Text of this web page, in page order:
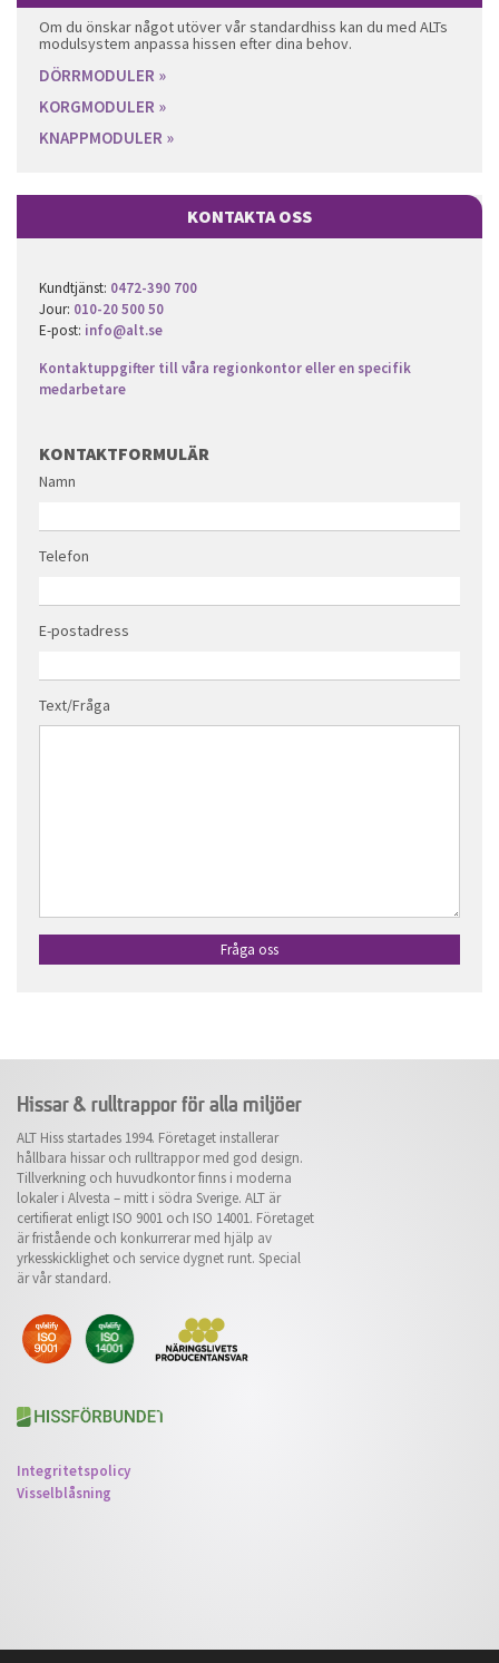
Om du önskar något utöver vår standardhiss kan du med ALTs
modulsystem anpassa hissen efter dina behov.
DÖRRMODULER »
KORGMODULER »
KNAPPMODULER »
KONTAKTA OSS
Kundtjänst: 0472-390 700
Jour: 010-20 500 50
E-post: info@alt.se
Kontaktuppgifter till våra regionkontor eller en specifik
medarbetare
KONTAKTFORMULÄR
Namn
Telefon
E-postadress
Text/Fråga
Hissar & rulltrappor för alla miljöer
ALT Hiss startades 1994. Företaget installerar
hållbara hissar och rulltrappor med god design.
Tillverkning och huvudkontor finns i moderna
lokaler i Alvesta – mitt i södra Sverige. ALT är
certifierat enligt ISO 9001 och ISO 14001. Företaget
är fristående och konkurrerar med hjälp av
yrkesskicklighet och service dygnet runt. Special
är vår standard.
Integritetspolicy
Visselblåsning